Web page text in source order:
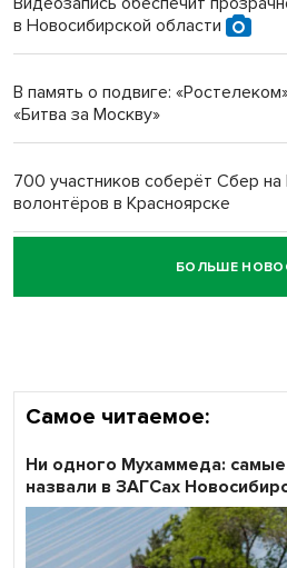
Новосибирский преподаватель с
в Новосибирской области
В память о подвиге:
«Битва за Москву»
700 участников соберёт Сбер на
волонтёров в Красноярске
Честный выбор:
объективность результатов ЕДГ
БОЛЬШЕ
Самое читаемое:
Ни одного Мухаммеда:
назвали в ЗАГСах